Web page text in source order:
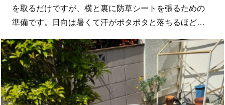
を取るだけですが、横と裏に防草シートを張るための
準備です。日向は暑くて汗がポタポタと落ちるほど…